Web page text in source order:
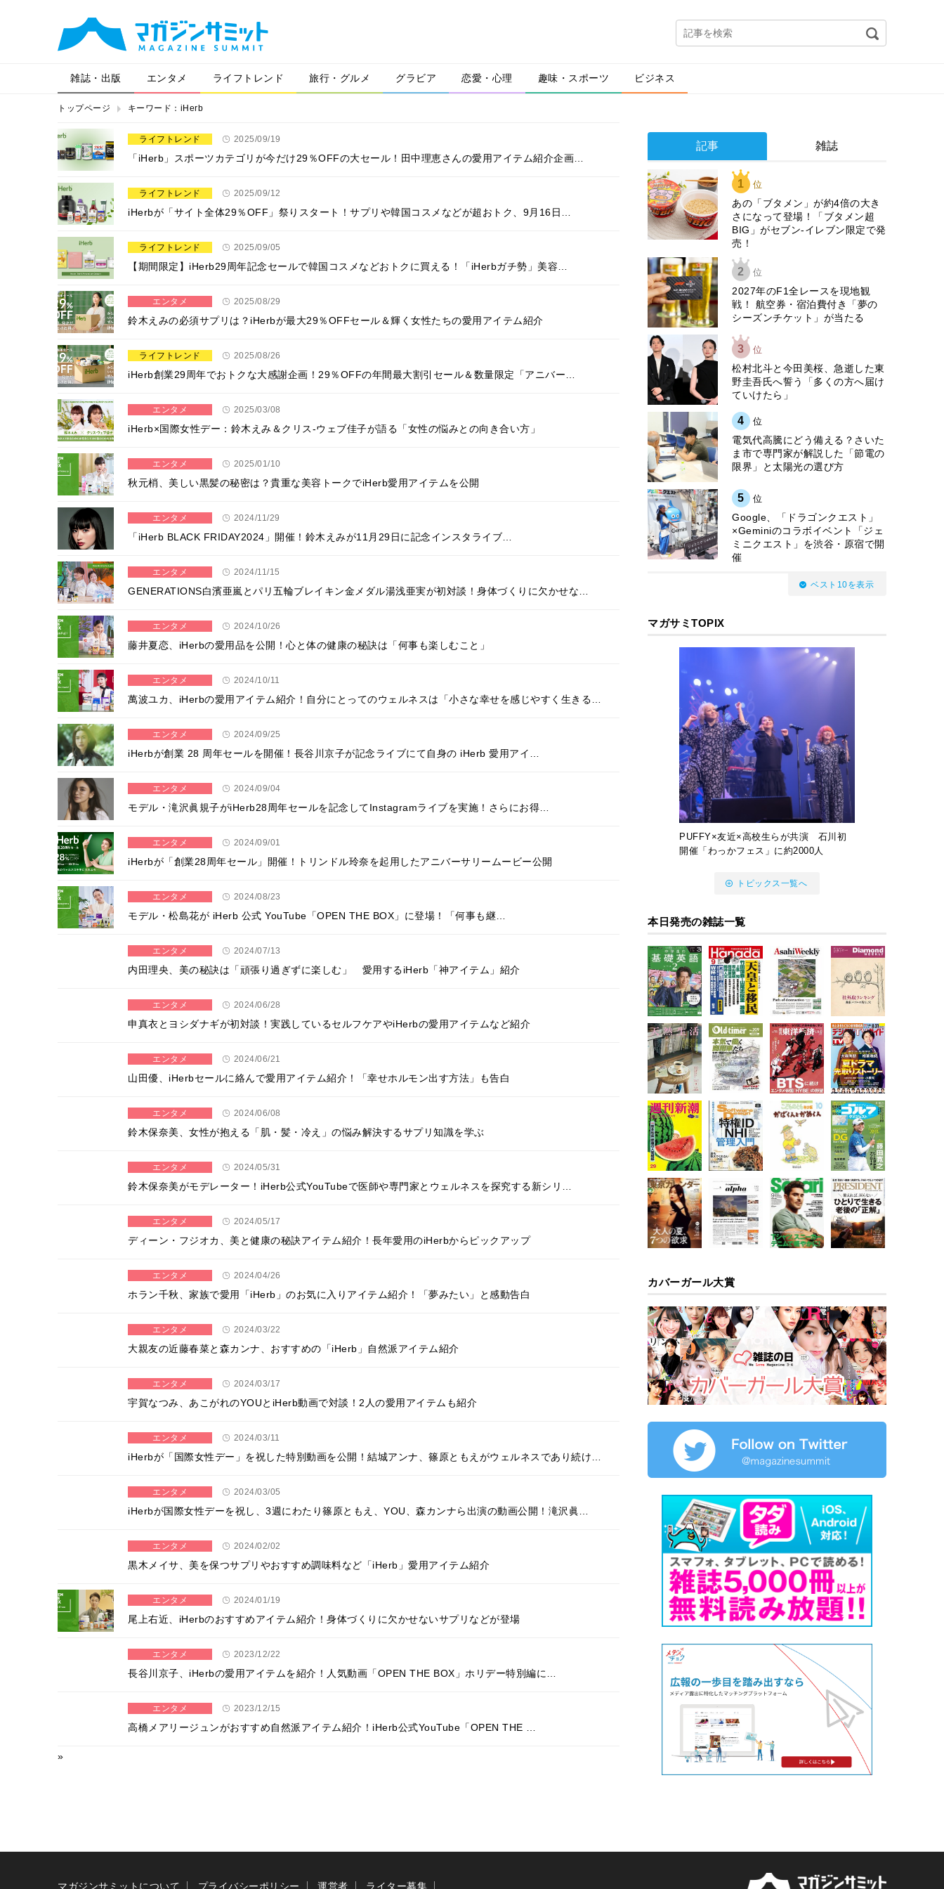
雑誌・出版 エンタメ ライフトレンド 旅行・グルメ グラビア 恋愛・心理 趣味・スポーツ ビジネス
トップページ キーワード：iHerb
ライフトレンド 2025/09/19
「iHerb」スポーツカテゴリが今だけ29％OFFの大セール！田中理恵さんの愛用アイテム紹介企画…
ライフトレンド 2025/09/12
iHerbが「サイト全体29％OFF」祭りスタート！サプリや韓国コスメなどが超おトク、9月16日…
ライフトレンド 2025/09/05
【期間限定】iHerb29周年記念セールで韓国コスメなどおトクに買える！「iHerbガチ勢」美容…
エンタメ 2025/08/29
鈴木えみの必須サプリは？iHerbが最大29％OFFセール＆輝く⼥性たちの愛用アイテム紹介
ライフトレンド 2025/08/26
iHerb創業29周年でおトクな大感謝企画！29％OFFの年間最大割引セール＆数量限定「アニバー…
エンタメ 2025/03/08
iHerb×国際女性デー：鈴木えみ＆クリス-ウェブ佳子が語る「女性の悩みとの向き合い方」
エンタメ 2025/01/10
秋元梢、美しい黒髪の秘密は？貴重な美容トークでiHerb愛用アイテムを公開
エンタメ 2024/11/29
「iHerb BLACK FRIDAY2024」開催！鈴木えみが11月29日に記念インスタライブ…
エンタメ 2024/11/15
GENERATIONS白濱亜嵐とパリ五輪ブレイキン金メダル湯浅亜実が初対談！身体づくりに欠かせな…
エンタメ 2024/10/26
藤井夏恋、iHerbの愛用品を公開！心と体の健康の秘訣は「何事も楽しむこと」
エンタメ 2024/10/11
萬波ユカ、iHerbの愛用アイテム紹介！自分にとってのウェルネスは「小さな幸せを感じやすく生きる…
エンタメ 2024/09/25
iHerbが創業 28 周年セールを開催！⻑⾕川京⼦が記念ライブにて自身の iHerb 愛用アイ…
エンタメ 2024/09/04
モデル・滝沢眞規子がiHerb28周年セールを記念してInstagramライブを実施！さらにお得…
エンタメ 2024/09/01
iHerbが「創業28周年セール」開催！トリンドル玲奈を起用したアニバーサリームービー公開
エンタメ 2024/08/23
モデル・松島花が iHerb 公式 YouTube「OPEN THE BOX」に登場！「何事も継…
エンタメ 2024/07/13
内田理央、美の秘訣は「頑張り過ぎずに楽しむ」 愛用するiHerb「神アイテム」紹介
エンタメ 2024/06/28
申真衣とヨシダナギが初対談！実践しているセルフケアやiHerbの愛用アイテムなど紹介
エンタメ 2024/06/21
山田優、iHerbセールに絡んで愛用アイテム紹介！「幸せホルモン出す方法」も告白
エンタメ 2024/06/08
鈴木保奈美、女性が抱える「肌・髪・冷え」の悩み解決するサプリ知識を学ぶ
エンタメ 2024/05/31
鈴木保奈美がモデレーター！iHerb公式YouTubeで医師や専門家とウェルネスを探究する新シリ…
エンタメ 2024/05/17
ディーン・フジオカ、美と健康の秘訣アイテム紹介！長年愛用のiHerbからピックアップ
エンタメ 2024/04/26
ホラン千秋、家族で愛用「iHerb」のお気に入りアイテム紹介！「夢みたい」と感動告白
エンタメ 2024/03/22
大親友の近藤春菜と森カンナ、おすすめの「iHerb」自然派アイテム紹介
エンタメ 2024/03/17
宇賀なつみ、あこがれのYOUとiHerb動画で対談！2人の愛用アイテムも紹介
エンタメ 2024/03/11
iHerbが「国際⼥性デー」を祝した特別動画を公開！結城アンナ、篠原ともえがウェルネスであり続け…
エンタメ 2024/03/05
iHerbが国際女性デーを祝し、3週にわたり篠原ともえ、YOU、森カンナら出演の動画公開！滝沢眞…
エンタメ 2024/02/02
黒木メイサ、美を保つサプリやおすすめ調味料など「iHerb」愛用アイテム紹介
エンタメ 2024/01/19
尾上右近、iHerbのおすすめアイテム紹介！身体づくりに欠かせないサプリなどが登場
エンタメ 2023/12/22
長谷川京子、iHerbの愛用アイテムを紹介！人気動画「OPEN THE BOX」ホリデー特別編に…
エンタメ 2023/12/15
高橋メアリージュンがおすすめ自然派アイテム紹介！iHerb公式YouTube「OPEN THE …
»
記事 雑誌
1 位
あの「ブタメン」が約4倍の大き
さになって登場！「ブタメン超
BIG」がセブン‐イレブン限定で発
売！
2 位
2027年のF1全レースを現地観
戦！ 航空券・宿泊費付き「夢の
シーズンチケット」が当たる
3 位
松村北斗と今田美桜、急逝した東
野圭吾氏へ誓う「多くの方へ届け
ていけたら」
4 位
電気代高騰にどう備える？さいた
ま市で専門家が解説した「節電の
限界」と太陽光の選び方
5 位
Google、「ドラゴンクエスト」
×Geminiのコラボイベント「ジェ
ミニクエスト」を渋谷・原宿で開
催
ベスト10を表示
マガサミTOPIX
PUFFY×友近×高校生らが共演 石川初
開催「わっかフェス」に約2000人
トピックス一覧へ
本日発売の雑誌一覧
カバーガール大賞
マガジンサミットについて プライバシーポリシー 運営者 ライター募集